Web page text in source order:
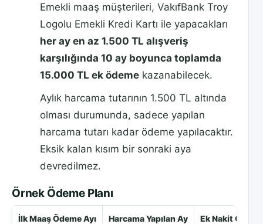
Emekli maaş müşterileri, VakıfBank Troy
Logolu Emekli Kredi Kartı ile yapacakları
her ay en az 1.500 TL alışveriş
karşılığında 10 ay boyunca toplamda
15.000 TL ek ödeme kazanabilecek.
Aylık harcama tutarının 1.500 TL altında
olması durumunda, sadece yapılan
harcama tutarı kadar ödeme yapılacaktır.
Eksik kalan kısım bir sonraki aya
devredilmez.
Örnek Ödeme Planı
İlk Maaş Ödeme Ayı Harcama Yapılan Ay Ek Nakit